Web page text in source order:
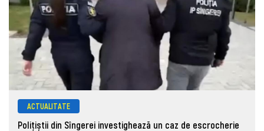
ACTUALITATE
Polițiștii din Sîngerei investighează un caz de escrocherie